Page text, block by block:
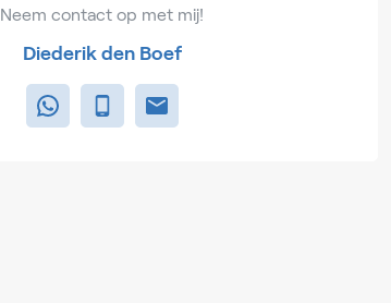
Neem contact op met mij!
Diederik den Boef